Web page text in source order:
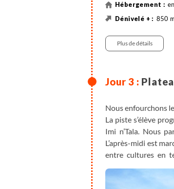
850
Plus de détails
Nous enfourchons
La piste s’élève
Imi n’Tala. Nous
L’après-midi est
entre cultures en
rejoignons